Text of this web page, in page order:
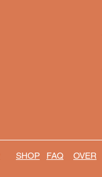
SHOP FAQ OVER